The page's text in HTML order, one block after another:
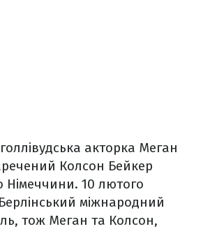
акторка Меган
Колсон Бейкер
Німеччини. 10 лютого
міжнародний
тож Меган та Колсон,